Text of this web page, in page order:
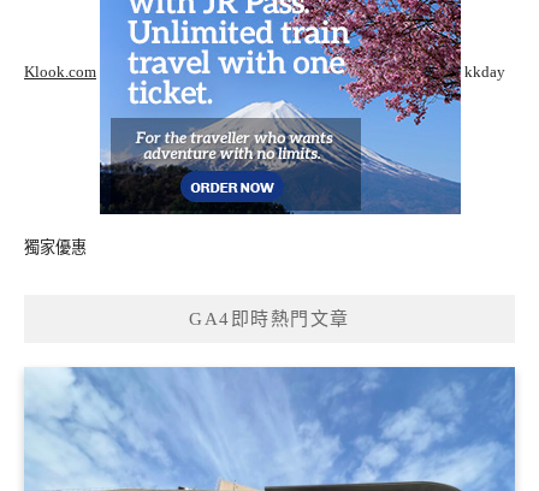
Klook.com kkday
獨家優惠
GA4即時熱門文章